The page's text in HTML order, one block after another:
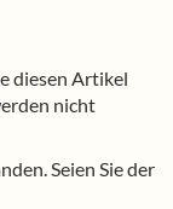
diesen Artikel
nicht
Seien Sie der